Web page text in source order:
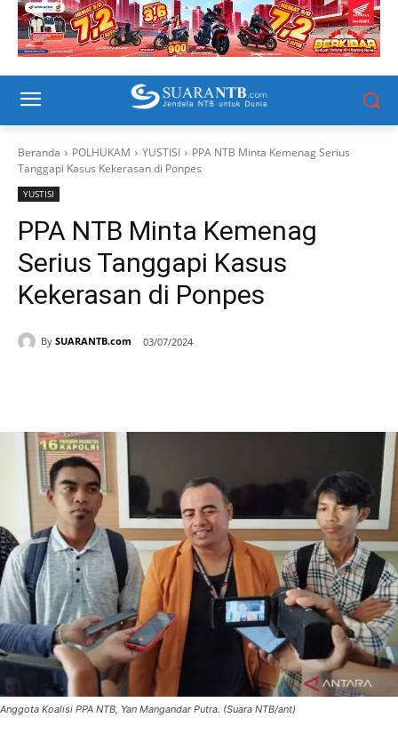
Beranda POLHUKAM YUSTISI
PPA NTB Minta Kemenag Serius
Tanggapi Kasus Kekerasan di Ponpes
YUSTISI
PPA NTB Minta Kemenag
Serius Tanggapi Kasus
Kekerasan di Ponpes
By SUARANTB.com 03/07/2024
Anggota Koalisi PPA NTB, Yan Mangandar Putra. (Suara NTB/ant)